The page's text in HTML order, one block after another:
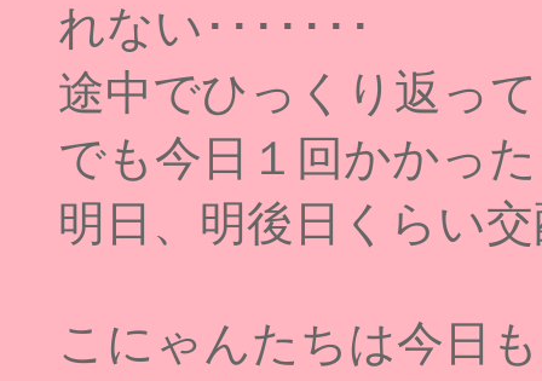
れない･･･････
途中でひっくり返っ
でも今日１回かかっ
明日、明後日くらい
こにゃんたちは今日